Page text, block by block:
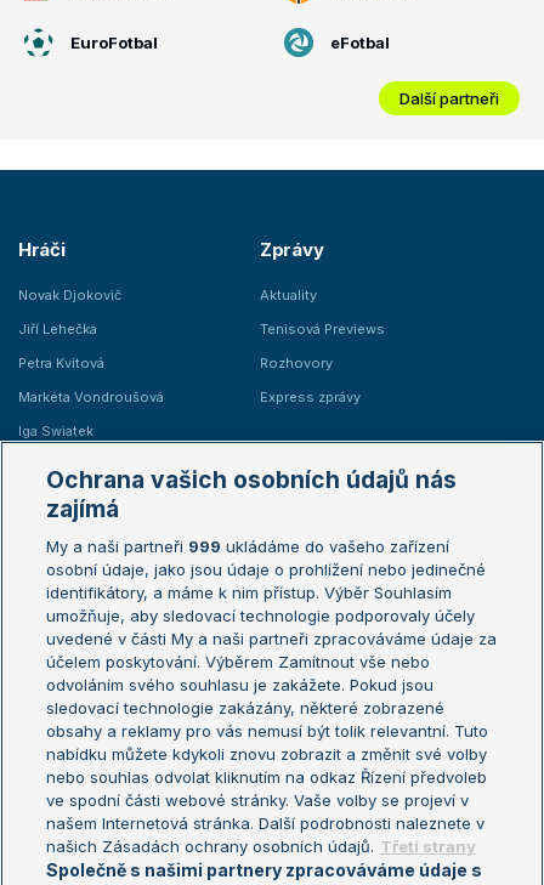
EuroFotbal eFotbal
Další partneři
Hráči
Novak Djokovič
Jiří Lehečka
Petra Kvitová
Markéta Vondroušová
Iga Swiatek
Zprávy
Aktuality
Tenisová Previews
Rozhovory
Express zprávy
Žebříčky
Žebříček ATP (muži)
Žebříček WTA (ženy)
Sázkařský žebříček
Australian Open
French Open
Wimbledon
US Open
Turnaj mistrů
Turnaj mistryň
Aktualní trendy
Fotbalové přestupy
Livesport Daily
LS Prague Open
Ochrana vašich osobních údajů nás
zajímá
My a naši partneři 999 ukládáme do vašeho zařízení
osobní údaje, jako jsou údaje o prohlížení nebo jedinečné
identifikátory, a máme k nim přístup. Výběr Souhlasím
umožňuje, aby sledovací technologie podporovaly účely
uvedené v části My a naši partneři zpracováváme údaje za
účelem poskytování. Výběrem Zamítnout vše nebo
odvoláním svého souhlasu je zakážete. Pokud jsou
sledovací technologie zakázány, některé zobrazené
obsahy a reklamy pro vás nemusí být tolik relevantní. Tuto
nabídku můžete kdykoli znovu zobrazit a změnit své volby
nebo souhlas odvolat kliknutím na odkaz Řízení předvoleb
ve spodní části webové stránky. Vaše volby se projeví v
našem Internetová stránka. Další podrobnosti naleznete v
našich Zásadách ochrany osobních údajů. Třetí strany
Společně s našimi partnery zpracováváme údaje s